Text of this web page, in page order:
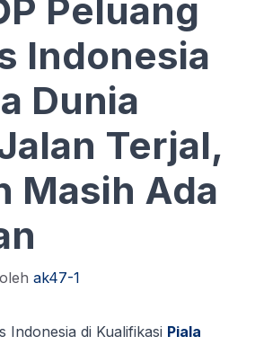
Peluang
Indonesia
Dunia
Terjal,
Masih Ada
oleh ak47-1
dі Kuаlіfіkаѕі Pіаlа